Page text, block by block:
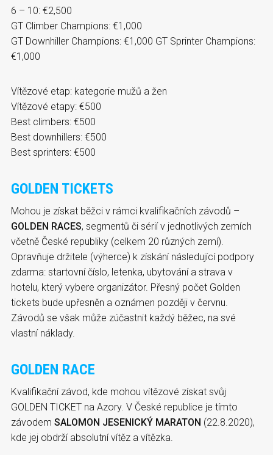
6 – 10: €2,500
GT Climber Champions: €1,000
GT Downhiller Champions: €1,000 GT Sprinter Champions:
€1,000
Vítězové etap: kategorie mužů a žen
Vítězové etapy: €500
Best climbers: €500
Best downhillers: €500
Best sprinters: €500
GOLDEN TICKETS
Mohou je získat běžci v rámci kvalifikačních závodů –
GOLDEN RACES, segmentů či sérií v jednotlivých zemích
včetně České republiky (celkem 20 různých zemí).
Opravňuje držitele (výherce) k získání následující podpory
zdarma: startovní číslo, letenka, ubytování a strava v
hotelu, který vybere organizátor. Přesný počet Golden
tickets bude upřesněn a oznámen později v červnu.
Závodů se však může zúčastnit každý běžec, na své
vlastní náklady.
GOLDEN RACE
Kvalifikační závod, kde mohou vítězové získat svůj
GOLDEN TICKET na Azory. V České republice je tímto
závodem SALOMON JESENICKÝ MARATON (22.8.2020),
kde jej obdrží absolutní vítěz a vítězka.